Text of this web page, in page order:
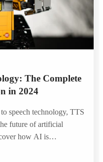
The Complete
in 2024
speech technology, TTS
future of artificial
how AI is